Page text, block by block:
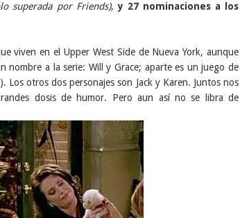
superada por Friends),y 27 nominaciones a los
viven en el Upper West Side de Nueva York, aunque
nombre a la serie: Will y Grace; aparte es un juego de
Los otros dos personajes son Jack y Karen. Juntos nos
dosis de humor. Pero aun así no se libra de